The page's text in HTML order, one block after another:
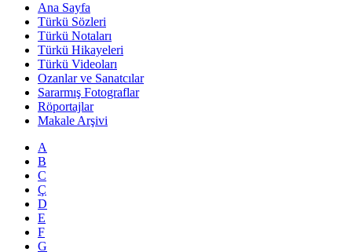
Ana Sayfa
Türkü Sözleri
Türkü Notaları
Türkü Hikayeleri
Türkü Videoları
Ozanlar ve Sanatcılar
Sararmış Fotograflar
Röportajlar
Makale Arşivi
A
B
C
Ç
D
E
F
G